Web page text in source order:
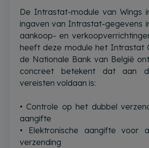
De Intrastat-module van Wings
ingaven van Intrastat-gegevens
aankoop- en
heeft deze module het Intrastat
de Nationale Bank van België
concreet betekent dat aan
vereisten voldaan is:
• Controle op het dubbel
aangifte
• Elektronische aangifte voor
verzending